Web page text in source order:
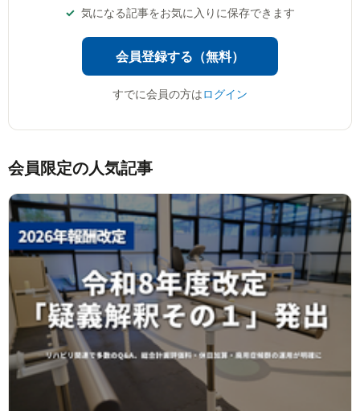
気になる記事をお気に入りに保存できます
会員登録する（無料）
すでに会員の方はログイン
会員限定の人気記事